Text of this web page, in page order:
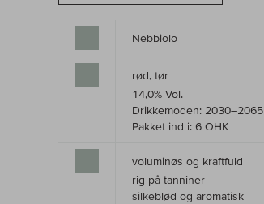
Nebbiolo
rød, tør
14,0% Vol.
Drikkemoden: 2030–2065
Pakket ind i: 6 OHK
voluminøs og kraftfuld
rig på tanniner
silkeblød og aromatisk